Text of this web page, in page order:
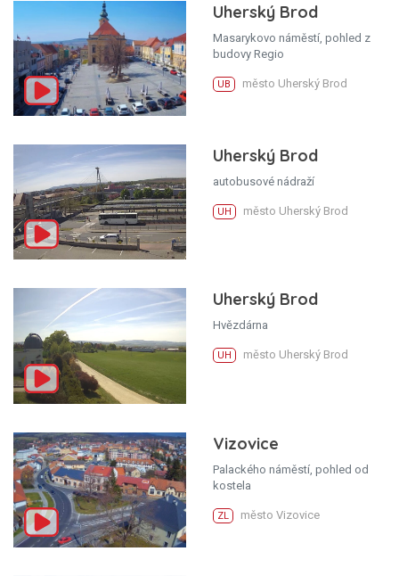
Uherský Brod
Masarykovo náměstí, pohled z
budovy Regio
UB město Uherský Brod
Uherský Brod
autobusové nádraží
UH město Uherský Brod
Uherský Brod
Hvězdárna
UH město Uherský Brod
Vizovice
Palackého náměstí, pohled od
kostela
ZL město Vizovice